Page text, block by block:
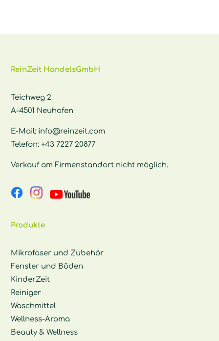
ReinZeit HandelsGmbH
Teichweg 2
A-4501 Neuhofen
E-Mail: info@reinzeit.com
Telefon:+43 7227 20877
Verkauf am Firmenstandort nicht möglich.
Produkte
Mikrofaser und Zubehör
Fenster und Böden
KinderZeit
Reiniger
Waschmittel
Wellness-Aroma
Beauty & Wellness